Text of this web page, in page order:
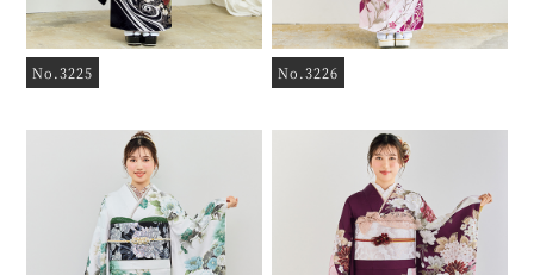
No.3225 No.3226